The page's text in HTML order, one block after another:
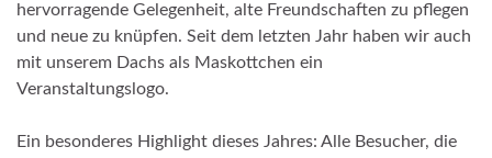
hervorragende Gelegenheit, alte Freundschaften zu pflegen
und neue zu knüpfen. Seit dem letzten Jahr haben wir auch
mit unserem Dachs als Maskottchen ein
Veranstaltungslogo.
Ein besonderes Highlight dieses Jahres: Alle Besucher, die